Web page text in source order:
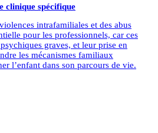
clinique spécifique
intrafamiliales et des abus
pour les professionnels, car ces
graves, et leur prise en
les mécanismes familiaux
l’enfant dans son parcours de vie.